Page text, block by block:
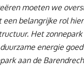
moeten we
belangrijke rol
Het
energie
aan de